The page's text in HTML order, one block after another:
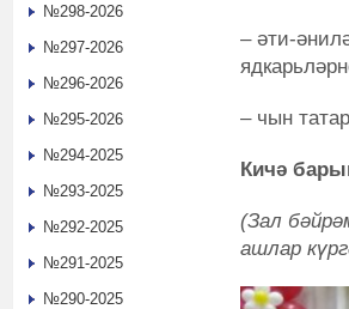
– әти-
– чын
Кичә
(Зал
ашлар
№298-2026
№297-2026
№296-2026
№295-2026
№294-2025
№293-2025
№292-2025
№291-2025
№290-2025